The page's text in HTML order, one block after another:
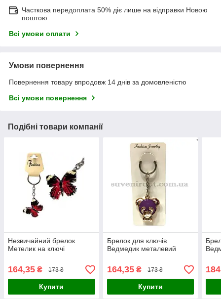
Часткова передоплата 50% діє лише на відправки Новою
поштою
Всі умови оплати
Умови повернення
Повернення товару впродовж 14 днів за домовленістю
Всі умови повернення
Подібні товари компанії
Незвичайний брелок
Метелик на ключі
164,35 ₴ 173 ₴
Купити
Брелок для ключів
Ведмедик металевий
164,35₴ 173 ₴
Купити